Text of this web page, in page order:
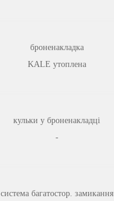
броненакладка
KALE утоплена
кульки у броненакладці
-
система багатостор. замикання